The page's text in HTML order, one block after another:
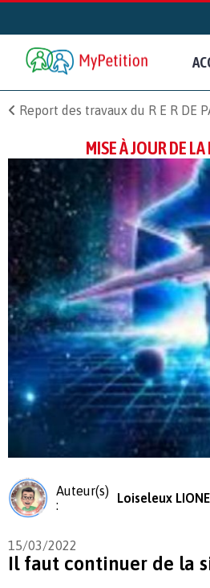
Report des travaux du R E R DE
MISE À JOUR DE
Auteur(s)
:
Loiseleux
15/03/2022
Il faut continuer de la